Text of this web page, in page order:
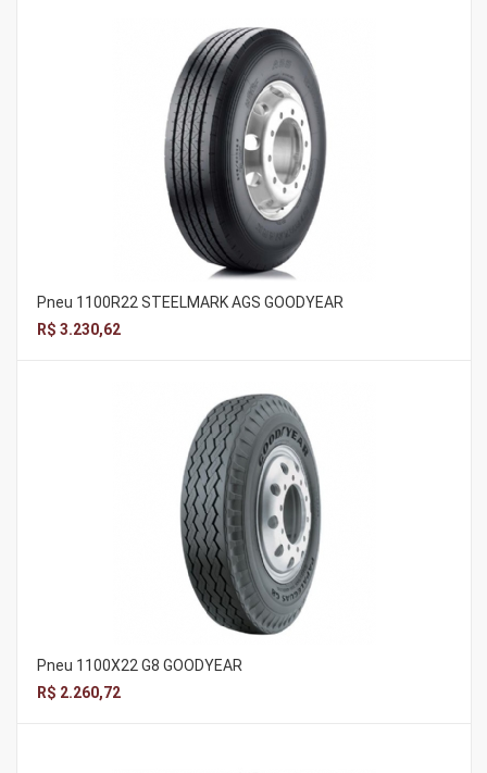
Pneu 1100R22 STEELMARK AGS GOODYEAR
R$ 3.230,62
Pneu 1100X22 G8 GOODYEAR
R$ 2.260,72